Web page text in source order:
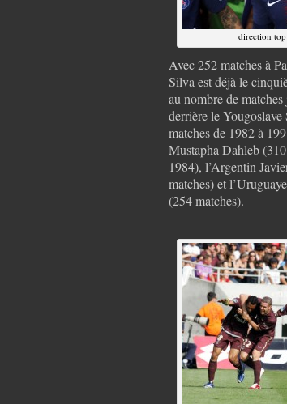
direction
Avec 252 matches à
Silva est déjà le
au nombre de matches
derrière le Yougoslave
matches de 1982 à
Mustapha Dahleb
1984), l’Argentin
matches) et
(254 matches).